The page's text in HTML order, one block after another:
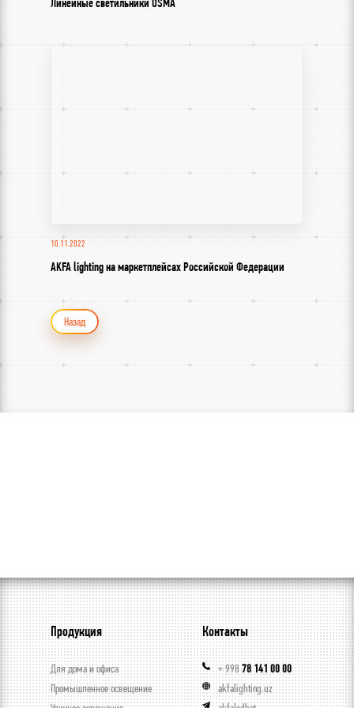
Ваш дом!
10.11.2022
AKFA lighting на маркетплейсах Российской Федерации
Назад
Продукция
Для дома и офиса
Промышленное освещение
Контакты
+ 99878 141 00 00
akfalighting.uz